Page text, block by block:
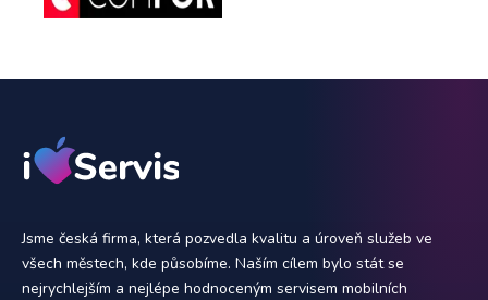
Jsme česká firma, která pozvedla kvalitu a úroveň služeb ve
všech městech, kde působíme. Naším cílem bylo stát se
nejrychlejším a nejlépe hodnoceným servisem mobilních